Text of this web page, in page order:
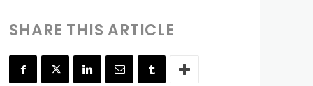
SHARE THIS ARTICLE